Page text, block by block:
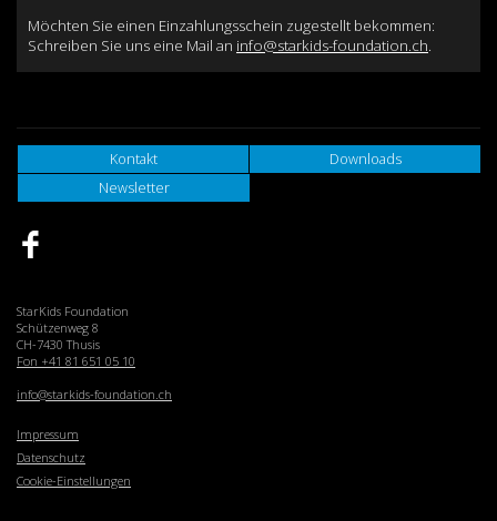
Möchten Sie einen Einzahlungsschein zugestellt bekommen:
Schreiben Sie uns eine Mail an info@starkids-foundation.ch.
Kontakt
Downloads
Newsletter
StarKids Foundation
Schützenweg 8
CH-7430 Thusis
Fon +41 81 651 05 10
info@starkids-foundation.ch
Impressum
Datenschutz
Cookie-Einstellungen